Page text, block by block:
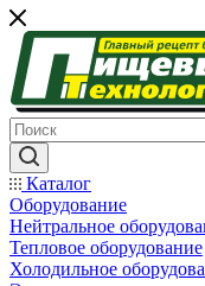
Каталог
Оборудование
Нейтральное
Тепловое оборудование
Холодильное